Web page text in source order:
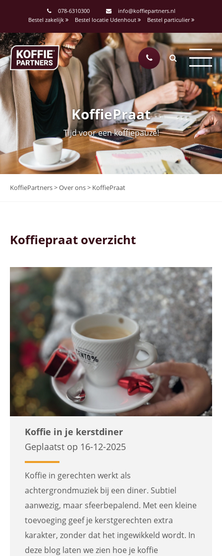
078-6310300
info@koffiepartners.nl
Bestel zakelijk
Bestel locatie Udenhout Bestel particulier
KoffiePraat
Tijd voor een koffiepauze!
KoffiePartners>Over ons> KoffiePraat
Koffiepraat overzicht
Koffie in je kerstdiner
Geplaatst op 16-12-2025
Koffie in gerechten werkt als
achtergrondmuziek bij een diner. Subtiel
aanwezig, maar sfeerbepalend. Met een kleine
toevoeging geef je kerstgerechten extra
karakter, zonder dat het ingewikkeld wordt. In
deze blog laten we zien hoe je koffie